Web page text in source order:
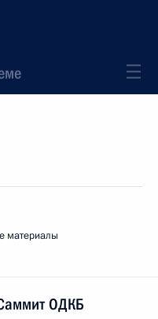
материалы
ОДКБ